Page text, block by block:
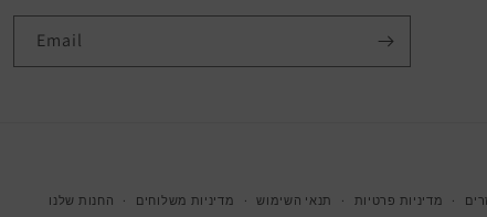
Email
מדיניות פרטיות תנאי השימוש מדיניות משלוחים החנות שלנו